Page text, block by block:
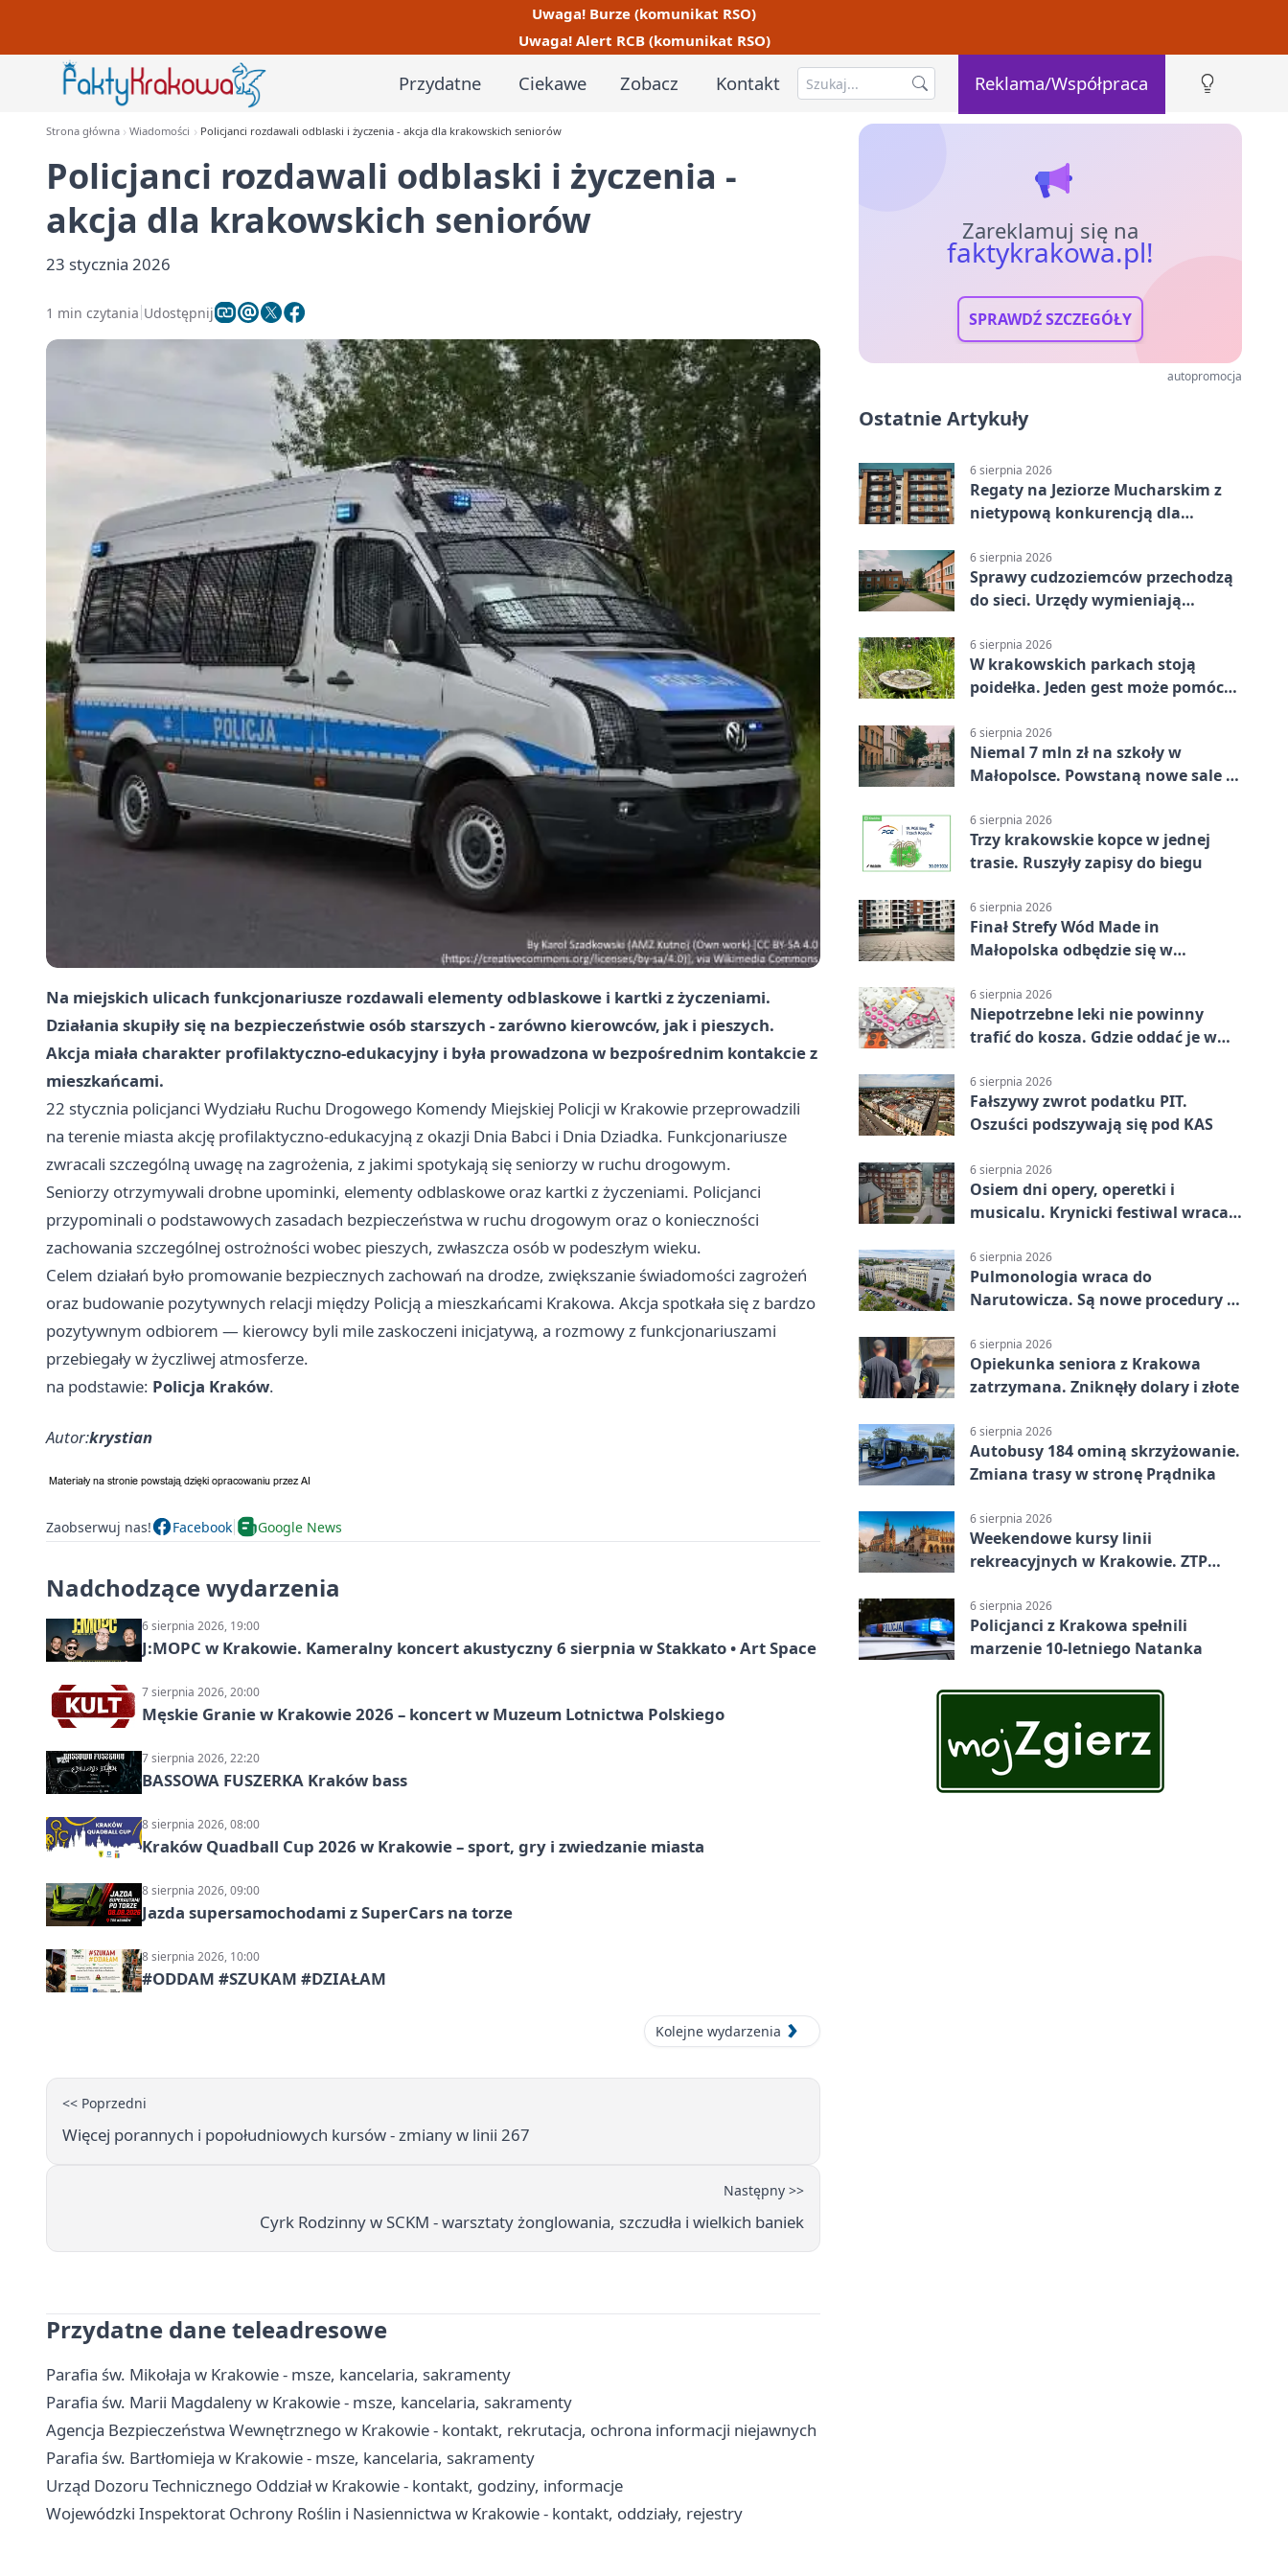
Uwaga! Burze (komunikat RSO)
Uwaga! Alert RCB (komunikat RSO)
Przydatne Ciekawe Zobacz Kontakt Reklama/Współpraca
Strona główna Wiadomości Policjanci rozdawali odblaski i życzenia - akcja dla krakowskich seniorów
Policjanci rozdawali odblaski i życzenia -
akcja dla krakowskich seniorów
23 stycznia 2026
1 min czytania Udostępnij
Na miejskich ulicach funkcjonariusze rozdawali elementy odblaskowe i kartki z życzeniami.
Działania skupiły się na bezpieczeństwie osób starszych - zarówno kierowców, jak i pieszych.
Akcja miała charakter profilaktyczno-edukacyjny i była prowadzona w bezpośrednim kontakcie z
mieszkańcami.
22 stycznia policjanci Wydziału Ruchu Drogowego Komendy Miejskiej Policji w Krakowie przeprowadzili
na terenie miasta akcję profilaktyczno-edukacyjną z okazji Dnia Babci i Dnia Dziadka. Funkcjonariusze
zwracali szczególną uwagę na zagrożenia, z jakimi spotykają się seniorzy w ruchu drogowym.
Seniorzy otrzymywali drobne upominki, elementy odblaskowe oraz kartki z życzeniami. Policjanci
przypominali o podstawowych zasadach bezpieczeństwa w ruchu drogowym oraz o konieczności
zachowania szczególnej ostrożności wobec pieszych, zwłaszcza osób w podeszłym wieku.
Celem działań było promowanie bezpiecznych zachowań na drodze, zwiększanie świadomości zagrożeń
oraz budowanie pozytywnych relacji między Policją a mieszkańcami Krakowa. Akcja spotkała się z bardzo
pozytywnym odbiorem — kierowcy byli mile zaskoczeni inicjatywą, a rozmowy z funkcjonariuszami
przebiegały w życzliwej atmosferze.
na podstawie: Policja Kraków.
Autor:krystian
Zaobserwuj nas! Facebook Google News
Nadchodzące wydarzenia
6 sierpnia 2026, 19:00
J:МОРС w Krakowie. Kameralny koncert akustyczny 6 sierpnia w Stakkato • Art Space
7 sierpnia 2026, 20:00
Męskie Granie w Krakowie 2026 – koncert w Muzeum Lotnictwa Polskiego
7 sierpnia 2026, 22:20
BASSOWA FUSZERKA Kraków bass
8 sierpnia 2026, 08:00
Kraków Quadball Cup 2026 w Krakowie – sport, gry i zwiedzanie miasta
8 sierpnia 2026, 09:00
Jazda supersamochodami z SuperCars na torze
8 sierpnia 2026, 10:00
#ODDAM #SZUKAM #DZIAŁAM
Kolejne wydarzenia
<< Poprzedni
Więcej porannych i popołudniowych kursów - zmiany w linii 267
Następny >>
Cyrk Rodzinny w SCKM - warsztaty żonglowania, szczudła i wielkich baniek
Przydatne dane teleadresowe
Parafia św. Mikołaja w Krakowie - msze, kancelaria, sakramenty
Parafia św. Marii Magdaleny w Krakowie - msze, kancelaria, sakramenty
Agencja Bezpieczeństwa Wewnętrznego w Krakowie - kontakt, rekrutacja, ochrona informacji niejawnych
Parafia św. Bartłomieja w Krakowie - msze, kancelaria, sakramenty
Urząd Dozoru Technicznego Oddział w Krakowie - kontakt, godziny, informacje
Wojewódzki Inspektorat Ochrony Roślin i Nasiennictwa w Krakowie - kontakt, oddziały, rejestry
Zareklamuj się na
faktykrakowa.pl!
SPRAWDŹ SZCZEGÓŁY
autopromocja
Ostatnie Artykuły
6 sierpnia 2026
Regaty na Jeziorze Mucharskim z
nietypową konkurencją dla
6 sierpnia 2026
Sprawy cudzoziemców przechodzą
do sieci. Urzędy wymieniają
6 sierpnia 2026
W krakowskich parkach stoją
poidełka. Jeden gest może pomóc
6 sierpnia 2026
Niemal 7 mln zł na szkoły w
Małopolsce. Powstaną nowe sale i
6 sierpnia 2026
Trzy krakowskie kopce w jednej
trasie. Ruszyły zapisy do biegu
6 sierpnia 2026
Finał Strefy Wód Made in
Małopolska odbędzie się w
6 sierpnia 2026
Niepotrzebne leki nie powinny
trafić do kosza. Gdzie oddać je w
6 sierpnia 2026
Fałszywy zwrot podatku PIT.
Oszuści podszywają się pod KAS
6 sierpnia 2026
Osiem dni opery, operetki i
musicalu. Krynicki festiwal wraca z
6 sierpnia 2026
Pulmonologia wraca do
Narutowicza. Są nowe procedury i
6 sierpnia 2026
Opiekunka seniora z Krakowa
zatrzymana. Zniknęły dolary i złote
6 sierpnia 2026
Autobusy 184 ominą skrzyżowanie.
Zmiana trasy w stronę Prądnika
6 sierpnia 2026
Weekendowe kursy linii
rekreacyjnych w Krakowie. ZTP
6 sierpnia 2026
Policjanci z Krakowa spełnili
marzenie 10-letniego Natanka